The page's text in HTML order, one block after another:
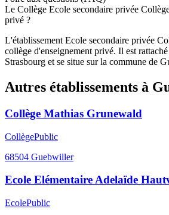
Le Collège Ecole secondaire privée
privé ?
L'établissement Ecole secondaire privée
collège d'enseignement privé. Il est
Strasbourg et se situe sur la commune de
Autres établissements à
Collège Mathias Grunewald
CollègePublic
68504 Guebwiller
Ecole Elémentaire Adelaïde
EcolePublic